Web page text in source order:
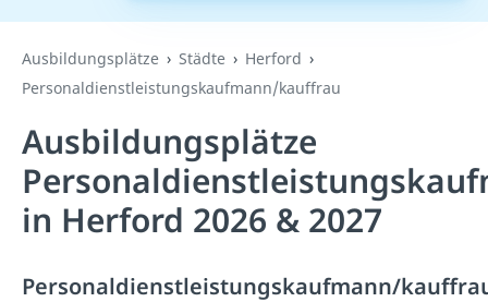
Ausbildungsplätze Städte
Herford
Personaldienstleistungskaufmann/kauffrau
Ausbildungsplätze
in Herford 2026 & 2027
Personaldienstleistungskaufmann/